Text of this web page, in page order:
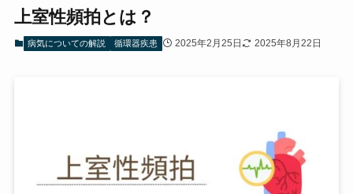
上室性頻拍とは？
病気についての解説 循環器疾患 2025年2月25日 2025年8月22日